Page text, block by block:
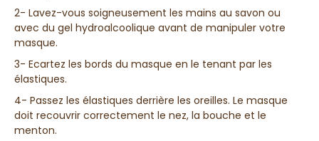
2- Lavez-vous soigneusement les mains au savon ou
avec du gel hydroalcoolique avant de manipuler votre
masque.
3- Ecartez les bords du masque en le tenant par les
élastiques.
4- Passez les élastiques derrière les oreilles. Le masque
doit recouvrir correctement le nez, la bouche et le
menton.